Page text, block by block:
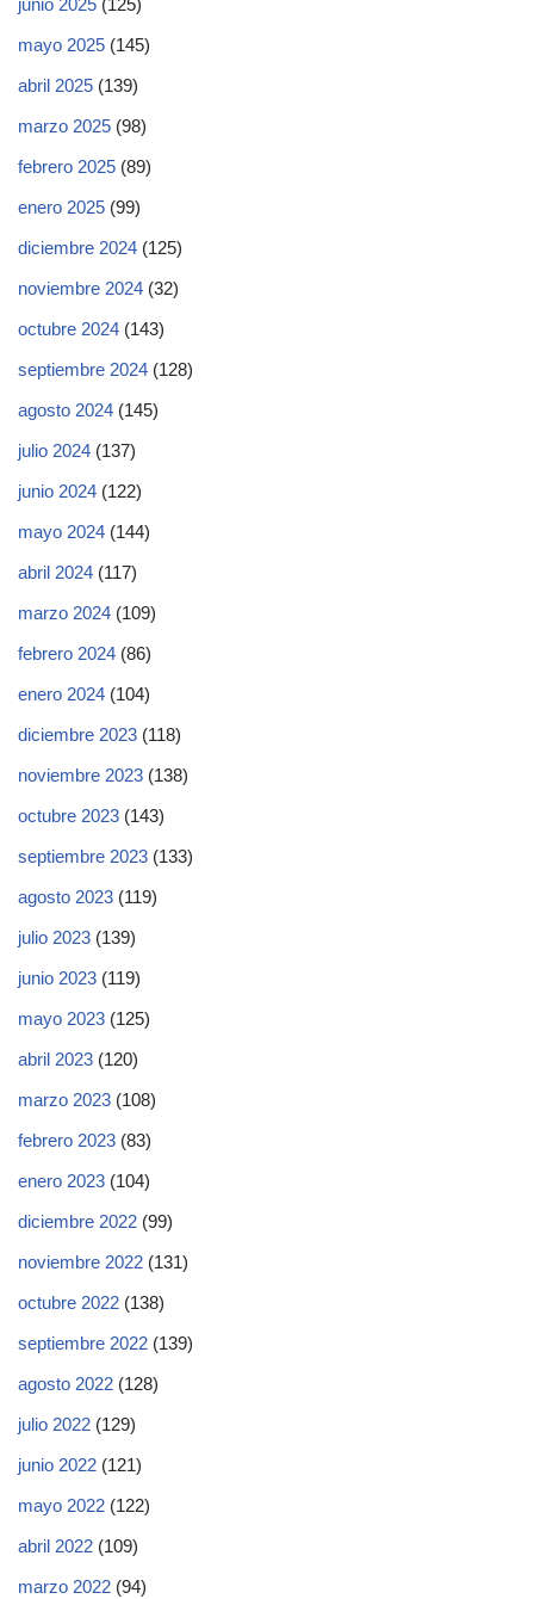
junio 2025 (125)
mayo 2025 (145)
abril 2025 (139)
marzo 2025 (98)
febrero 2025 (89)
enero 2025 (99)
diciembre 2024 (125)
noviembre 2024 (32)
octubre 2024 (143)
septiembre 2024 (128)
agosto 2024 (145)
julio 2024 (137)
junio 2024 (122)
mayo 2024 (144)
abril 2024 (117)
marzo 2024 (109)
febrero 2024 (86)
enero 2024 (104)
diciembre 2023 (118)
noviembre 2023 (138)
octubre 2023 (143)
septiembre 2023 (133)
agosto 2023 (119)
julio 2023 (139)
junio 2023 (119)
mayo 2023 (125)
abril 2023 (120)
marzo 2023 (108)
febrero 2023 (83)
enero 2023 (104)
diciembre 2022 (99)
noviembre 2022 (131)
octubre 2022 (138)
septiembre 2022 (139)
agosto 2022 (128)
julio 2022 (129)
junio 2022 (121)
mayo 2022 (122)
abril 2022 (109)
marzo 2022 (94)